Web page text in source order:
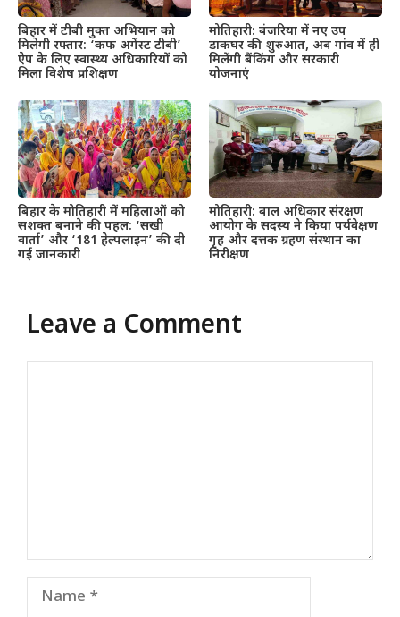
बिहार में टीबी मुक्त अभियान को
मिलेगी रफ्तार: ‘कफ अगेंस्ट टीबी’
ऐप के लिए स्वास्थ्य अधिकारियों को
मिला विशेष प्रशिक्षण
मोतिहारी: बंजरिया में नए उप
डाकघर की शुरुआत, अब गांव में ही
मिलेंगी बैंकिंग और सरकारी
योजनाएं
बिहार के मोतिहारी में महिलाओं को
सशक्त बनाने की पहल: ‘सखी
वार्ता’ और ‘181 हेल्पलाइन’ की दी
गई जानकारी
मोतिहारी: बाल अधिकार संरक्षण
आयोग के सदस्य ने किया पर्यवेक्षण
गृह और दत्तक ग्रहण संस्थान का
निरीक्षण
Leave a Comment
Name